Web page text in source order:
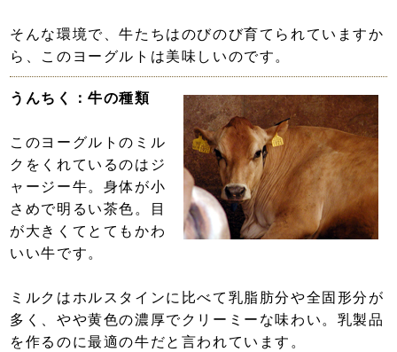
そんな環境で、牛たちはのびのび育てられていますか
ら、このヨーグルトは美味しいのです。
うんちく：牛の種類
このヨーグルトのミル
クをくれているのはジ
ャージー牛。身体が小
さめで明るい茶色。目
が大きくてとてもかわ
いい牛です。
ミルクはホルスタインに比べて乳脂肪分や全固形分が
多く、やや黄色の濃厚でクリーミーな味わい。乳製品
を作るのに最適の牛だと言われています。